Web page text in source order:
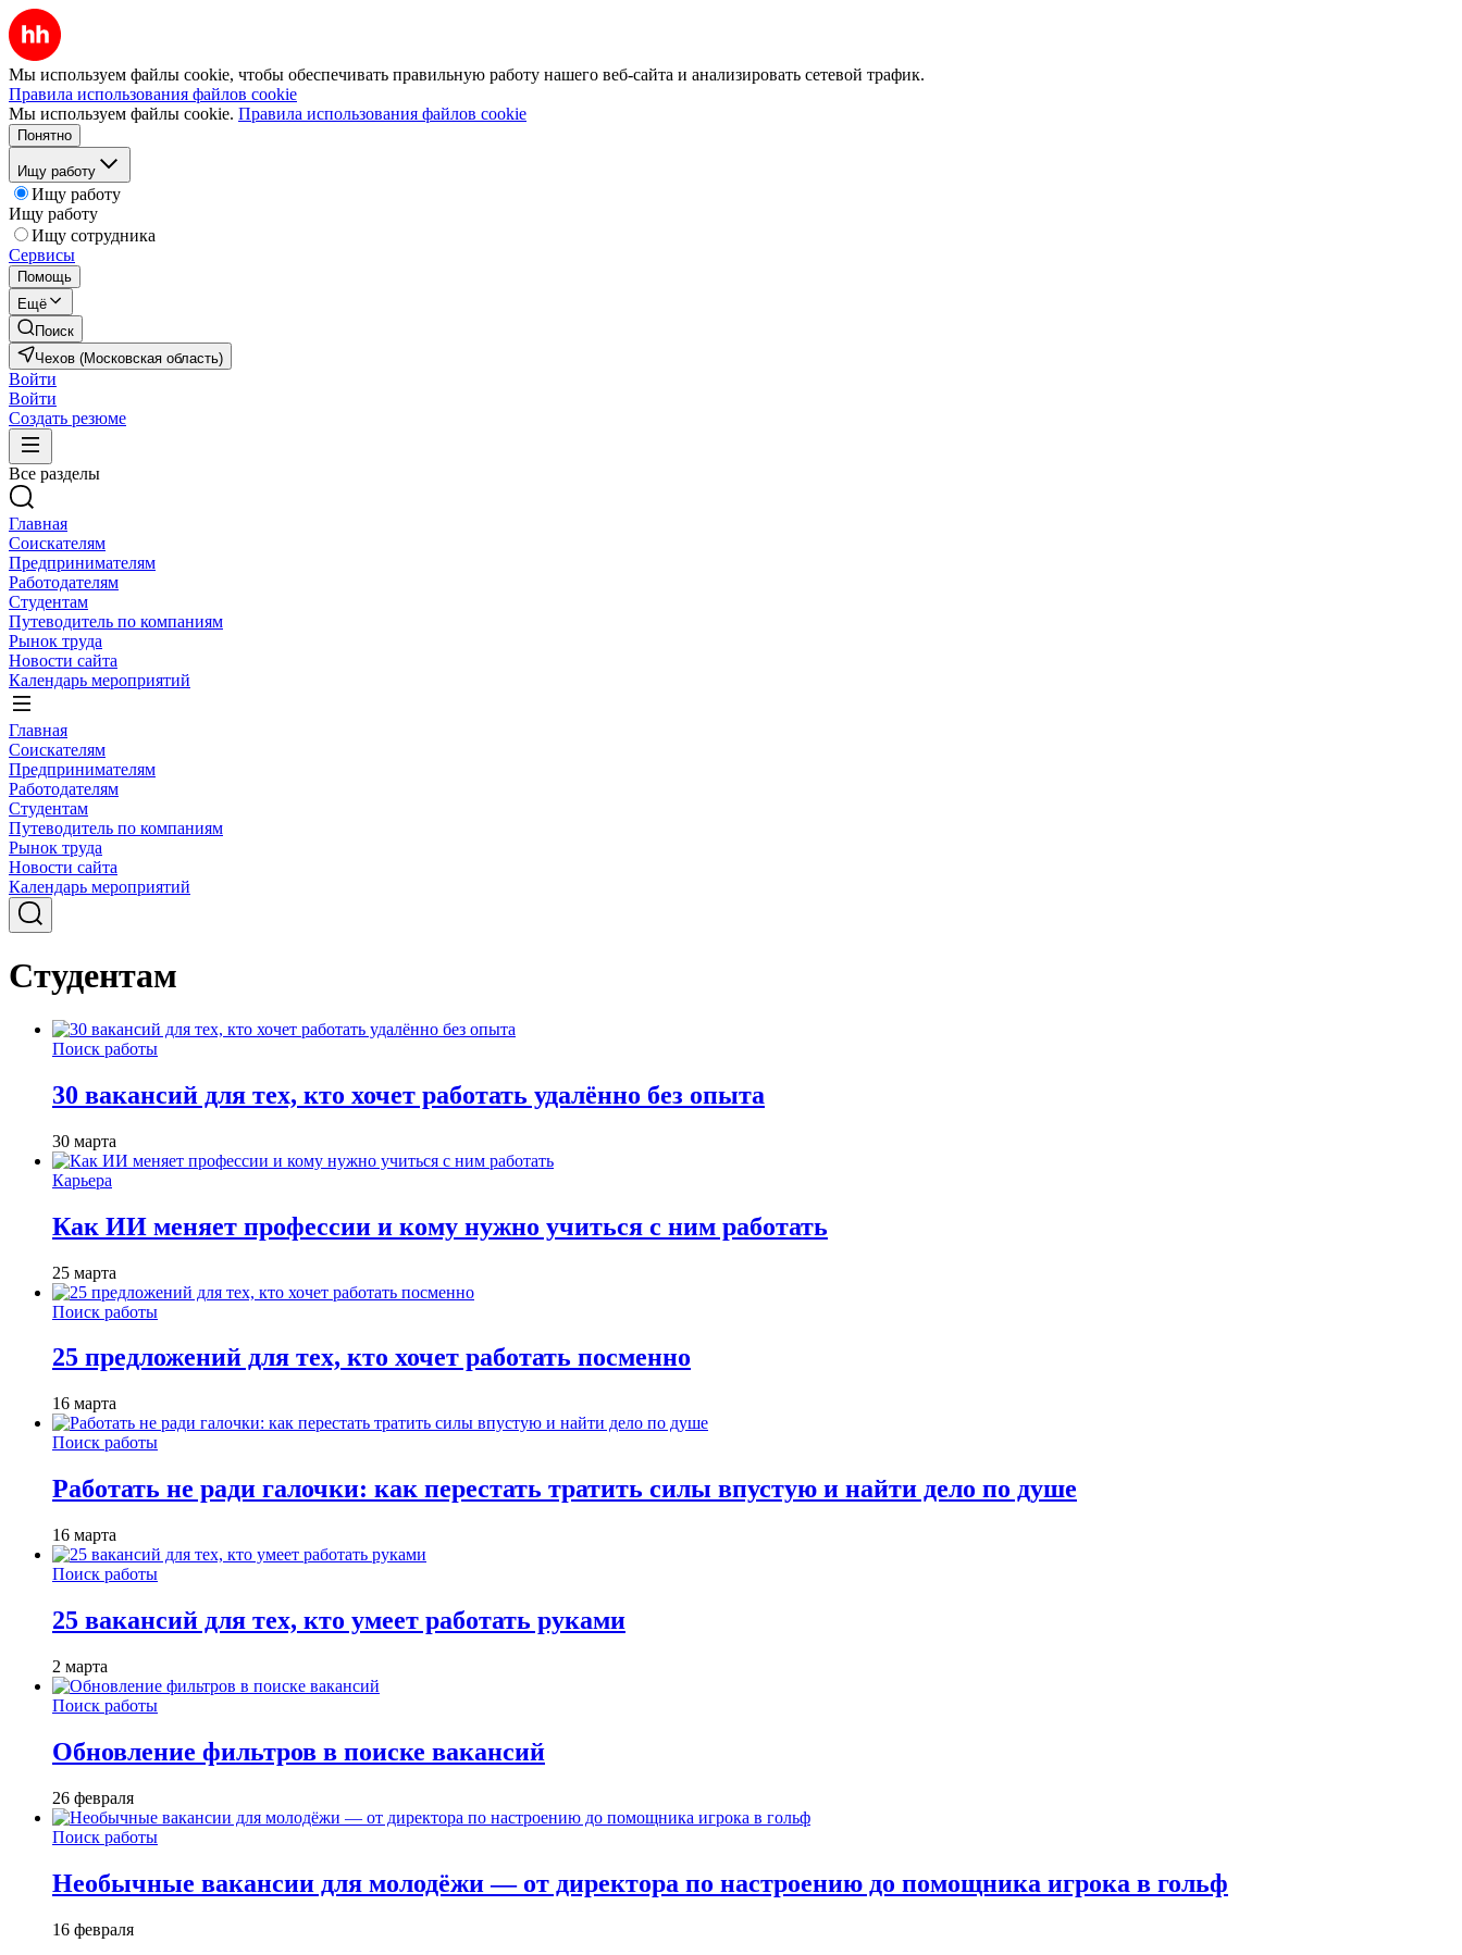
Мы используем файлы cookie, чтобы обеспечивать правильную работу нашего веб-сайта и анализировать сетевой трафик.
Правила использования файлов cookie
Мы используем файлы cookie. Правила использования файлов cookie
Понятно
Ищу работу
Ищу работу
Ищу работу
Ищу сотрудника
Сервисы
Помощь
Ещё
Поиск
Чехов (Московская область)
Войти
Войти
Создать резюме
Все разделы
Главная
Соискателям
Предпринимателям
Работодателям
Студентам
Путеводитель по компаниям
Рынок труда
Новости сайта
Календарь мероприятий
Главная
Соискателям
Предпринимателям
Работодателям
Студентам
Путеводитель по компаниям
Рынок труда
Новости сайта
Календарь мероприятий
Студентам
Поиск работы
30 вакансий для тех, кто хочет работать удалённо без опыта
30 марта
Карьера
Как ИИ меняет профессии и кому нужно учиться с ним работать
25 марта
Поиск работы
25 предложений для тех, кто хочет работать посменно
16 марта
Поиск работы
Работать не ради галочки: как перестать тратить силы впустую и найти дело по душе
16 марта
Поиск работы
25 вакансий для тех, кто умеет работать руками
2 марта
Поиск работы
Обновление фильтров в поиске вакансий
26 февраля
Поиск работы
Необычные вакансии для молодёжи — от директора по настроению до помощника игрока в гольф
16 февраля